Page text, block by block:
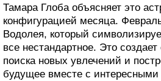
Тамара Глоба объясняет это
конфигурацией месяца.
Водолея, который
все нестандартное. Это
поиска новых увлечений и
будущее вместе с